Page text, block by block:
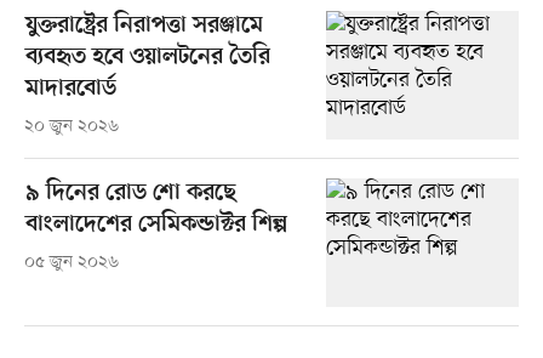
যুক্তরাষ্ট্রের নিরাপত্তা সরঞ্জামে
ব্যবহৃত হবে ওয়ালটনের তৈরি
মাদারবোর্ড
২০ জুন ২০২৬
৯ দিনের রোড শো করছে
বাংলাদেশের সেমিকন্ডাক্টর শিল্প
০৫ জুন ২০২৬